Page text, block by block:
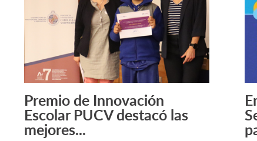
Leer más +
Premio de Innovación
Escolar PUCV destacó las
mejores...